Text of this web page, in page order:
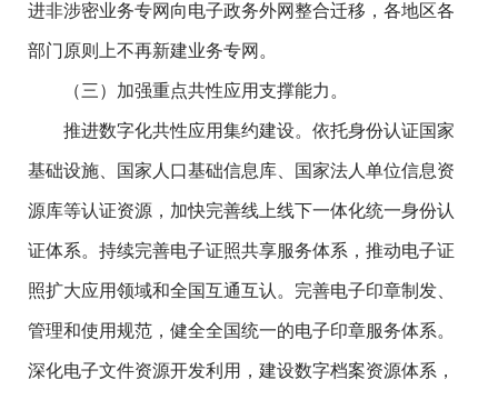
进非涉密业务专网向电子政务外网整合迁移，各地区各
部门原则上不再新建业务专网。
（三）加强重点共性应用支撑能力。
推进数字化共性应用集约建设。依托身份认证国家
基础设施、国家人口基础信息库、国家法人单位信息资
源库等认证资源，加快完善线上线下一体化统一身份认
证体系。持续完善电子证照共享服务体系，推动电子证
照扩大应用领域和全国互通互认。完善电子印章制发、
管理和使用规范，健全全国统一的电子印章服务体系。
深化电子文件资源开发利用，建设数字档案资源体系，